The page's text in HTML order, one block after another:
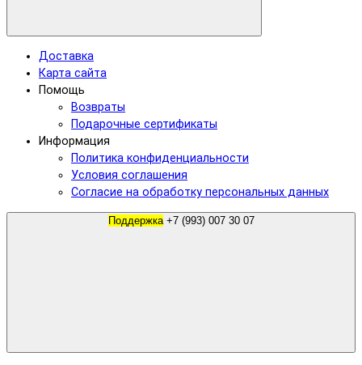
Доставка
Карта сайта
Помощь
Возвраты
Подарочные сертификаты
Информация
Политика конфиденциальности
Условия соглашения
Согласие на обработку персональных данных
Поддержка +7 (993) 007 30 07